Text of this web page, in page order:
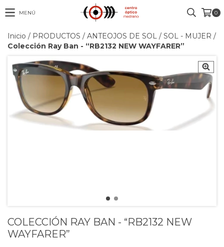
MENÚ 0
Inicio / PRODUCTOS / ANTEOJOS DE SOL / SOL - MUJER /
Colección Ray Ban - “RB2132 NEW WAYFARER”
COLECCIÓN RAY BAN - “RB2132 NEW
WAYFARER”